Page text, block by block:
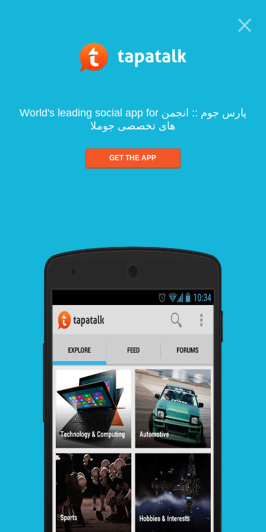
World's leading social app for پارس جوم :: انجمن
های تخصصی جوملا
GET THE APP